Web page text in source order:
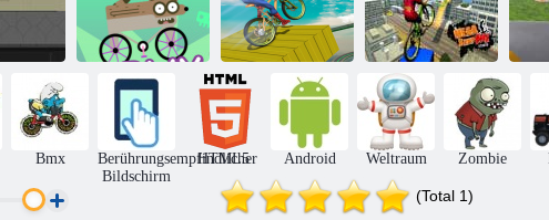
Stick BMX
Madness
Tricks auf BMX Mario BMXe
RigBMX 2
Crash Fluch
Superheld BMX
Space Rider
Parkour Heroes:
BMX-
Stuntbike-
Turnier
Bmx
Berührungsempfindlicher
Bildschirm
HTML5 Android Weltraum Zombie
(Total 1)